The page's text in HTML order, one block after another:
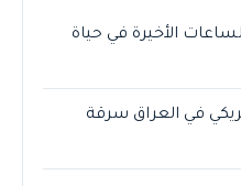
الأخيرة في حياة
في العراق سرقة